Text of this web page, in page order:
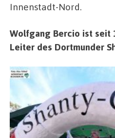
Innenstadt-Nord.
Wolfgang Bercio ist seit
Leiter des Dortmunder